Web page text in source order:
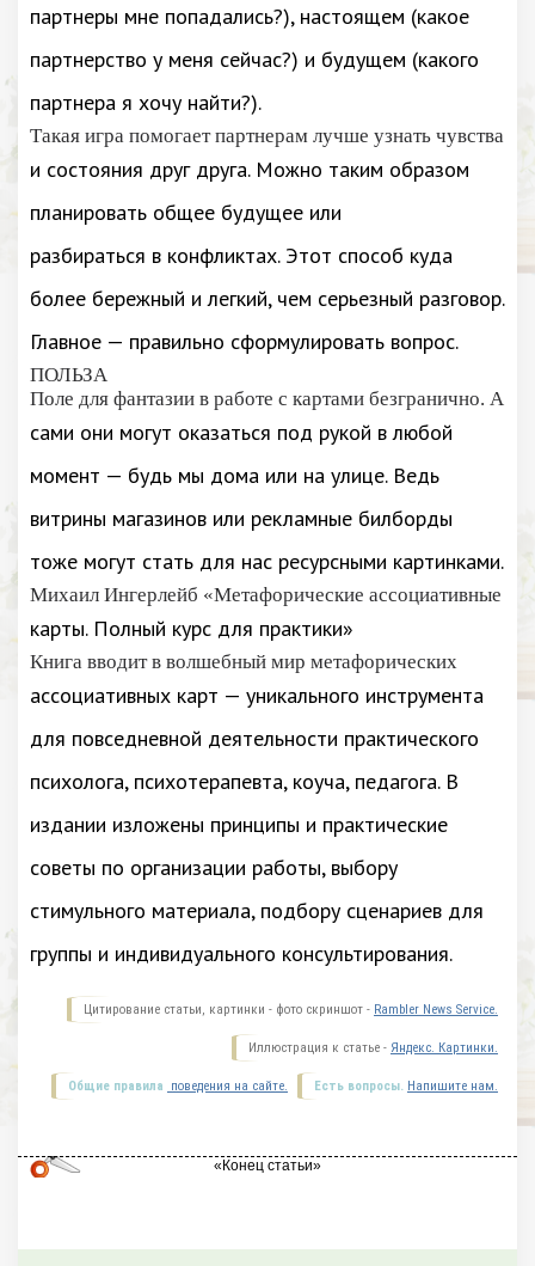
партнеры мне попадались?), настоящем (какое
партнерство у меня сейчас?) и будущем (какого
партнера я хочу найти?).
Такая игра помогает партнерам лучше узнать чувства
и состояния друг друга. Можно таким образом
планировать общее будущее или
разбираться в конфликтах. Этот способ куда
более бережный и легкий, чем серьезный разговор.
Главное — правильно сформулировать вопрос.
ПОЛЬЗА
Поле для фантазии в работе с картами безгранично. А
сами они могут оказаться под рукой в любой
момент — будь мы дома или на улице. Ведь
витрины магазинов или рекламные билборды
тоже могут стать для нас ресурсными картинками.
Михаил Ингерлейб «Метафорические ассоциативные
карты. Полный курс для практики»
Книга вводит в волшебный мир метафорических
ассоциативных карт — уникального инструмента
для повседневной деятельности практического
психолога, психотерапевта, коуча, педагога. В
издании изложены принципы и практические
советы по организации работы, выбору
стимульного материала, подбору сценариев для
группы и индивидуального консультирования.
Цитирование статьи, картинки - фото скриншот - Rambler News Service.
Иллюстрация к статье - Яндекс. Картинки.
Есть вопросы. Напишите нам.
Общие правила поведения на сайте.